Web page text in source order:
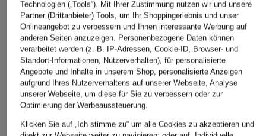
adidas TERREX
Wanderschuhe
TERREX FREEHIKER 3
Nike
Laufschuhe ZOOM
FLY 6
On
ROGER
Technologien („Tools“). Mit Ihrer Zustimmung nutzen wir und unsere
Partner (Drittanbieter) Tools, um Ihr Shoppingerlebnis und unser
Onlineangebot zu verbessern und Ihnen interessante Werbung auf
anderen Seiten anzuzeigen. Personenbezogene Daten können
verarbeitet werden (z. B. IP-Adressen, Cookie-ID, Browser- und
Standort-Informationen, Nutzerverhalten), für personalisierte
Angebote und Inhalte in unserem Shop, personalisierte Anzeigen
aufgrund Ihres Nutzerverhaltens auf unserer Webseite, Analyse
unserer Webseite, um diese für Sie zu verbessern oder zur
Optimierung der Werbeaussteuerung.
Klicken Sie auf „Ich stimme zu“ um alle Cookies zu akzeptieren und